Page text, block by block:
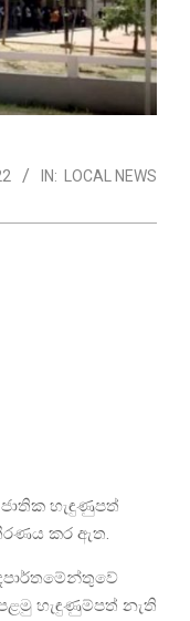
IN:
LOCAL NEWS
හැඳුණුපත්
කර ඇත.
හැඳුණුම්පත් නැති